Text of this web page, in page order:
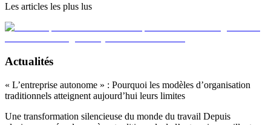
Les articles les plus lus
Actualités
« L’entreprise autonome » : Pourquoi les modèles d’organisation
traditionnels atteignent aujourd’hui leurs limites
Une transformation silencieuse du monde du travail Depuis